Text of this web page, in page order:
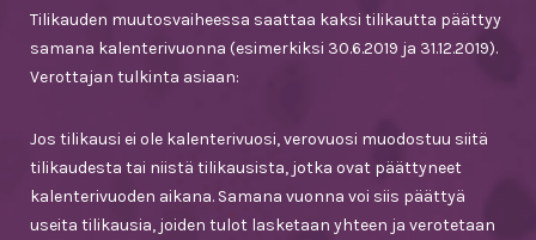
Tilikauden muutosvaiheessa saattaa kaksi tilikautta päättyy
samana kalenterivuonna (esimerkiksi 30.6.2019 ja 31.12.2019).
Verottajan tulkinta asiaan:
Jos tilikausi ei ole kalenterivuosi, verovuosi muodostuu siitä
tilikaudesta tai niistä tilikausista, jotka ovat päättyneet
kalenterivuoden aikana. Samana vuonna voi siis päättyä
useita tilikausia, joiden tulot lasketaan yhteen ja verotetaan